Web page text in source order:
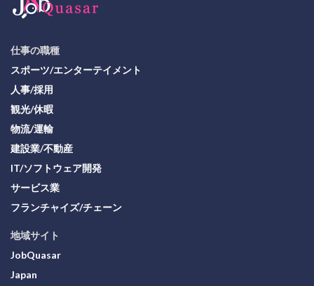
仕事の職種
スポーツ/エンターテイメント
人事/採用
観光/休暇
物流/運輸
建設業/不動産
IT/ソフトウェア開発
サービス業
フランチャイズ/チェーン
地域サイト
JobQuasar
Japan